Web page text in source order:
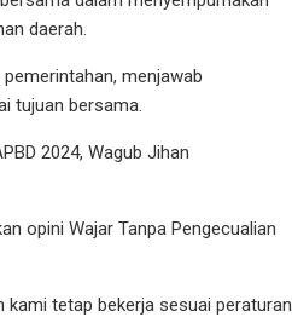
daerah.
menjawab
tujuan bersama.
2024, Wagub Jihan
opini Wajar Tanpa Pengecualian
kami tetap bekerja sesuai peraturan